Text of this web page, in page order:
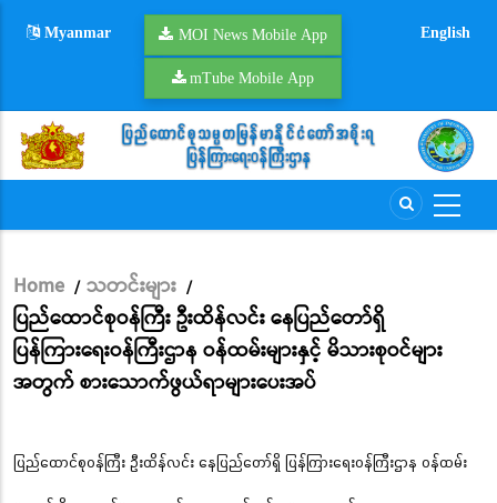
Myanmar MOI News Mobile App
mTube Mobile App
English
Breadcrumb
Home / သတင်းများ /
ပြည်ထောင်စုဝန်ကြီး ဦးထိန်လင်း နေပြည်တော်ရှိ
ပြန်ကြားရေးဝန်ကြီးဌာန ဝန်ထမ်းများနှင့် မိသားစုဝင်များ
အတွက် စားသောက်ဖွယ်ရာများပေးအပ်
ပြည်ထောင်စုဝန်ကြီး ဦးထိန်လင်း နေပြည်တော်ရှိ ပြန်ကြားရေးဝန်ကြီးဌာန ဝန်ထမ်း